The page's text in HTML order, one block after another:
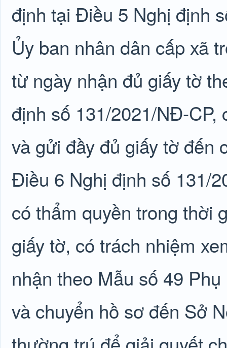
định tại Điều 5 Nghị định
Ủy ban nhân dân cấp xã
từ ngày nhận đủ giấy tờ
định số 131/2021/NĐ-CP,
và gửi đầy đủ giấy tờ đến
Điều 6 Nghị định số 131/
có thẩm quyền trong thời
giấy tờ, có trách nhiệm
nhận theo Mẫu số 49
và chuyển hồ sơ đến Sở